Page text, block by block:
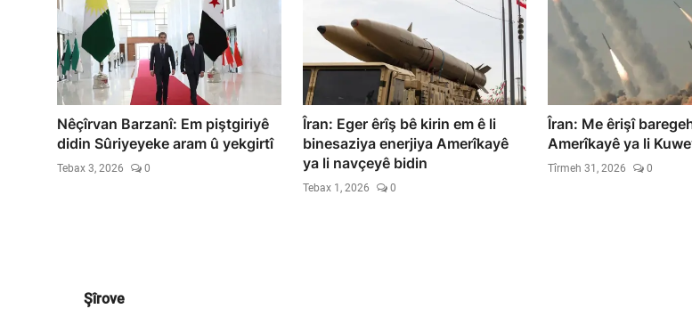
Nêçîrvan Barzanî: Em piştgiriyê
didin Sûriyeyeke aram û yekgirtî
Tebax 3, 2026 0
Îran: Eger êrîş bê kirin em ê li
binesaziya enerjiya Amerîkayê
ya li navçeyê bidin
Tebax 1, 2026 0
Îran: Me êrişî
Amerîkayê ya li
Tîrmeh 31, 2026 0
Şîrove